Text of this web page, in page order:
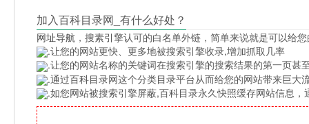
加入百科目录网_有什么好处？
网址导航 ，搜素引擎认可的白名单外链，简单来说就是可以给
.让您的网站更快、更多地被搜索引擎收录,增加抓取几率
.让您的网站名称的关键词在搜索引擎的搜索结果的第一页甚
.通过百科目录网这个分类目录平台从而给您的网站带来巨大
.如您网站被搜索引擎屏蔽,百科目录永久快照缓存网站信息